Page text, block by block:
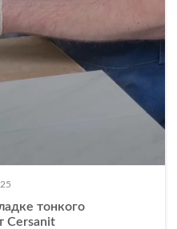
тонкого
Cersanit